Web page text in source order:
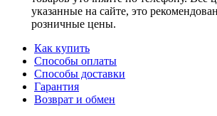
указанные на сайте, это
розничные цены.
Как купить
Способы оплаты
Способы доставки
Гарантия
Возврат и обмен